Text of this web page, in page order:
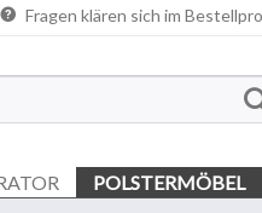
Fragen klären sich im
POLSTERMÖBEL